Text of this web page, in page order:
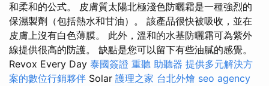
和柔和的公式。 皮膚質太陽北極淺色防曬霜是一種強烈的
保濕製劑（包括熱水和甘油）。 該產品很快被吸收，並在
皮膚上沒有白色薄膜。 此外，溫和的水基防曬霜可為紫外
線提供很高的防護。 缺點是您可以留下有些油膩的感覺。
Revox Every Day 泰國簽證 重聽 助聽器 提供多元解決方
案的數位行銷夥伴 Solar 護理之家 台北外燴 seo agency